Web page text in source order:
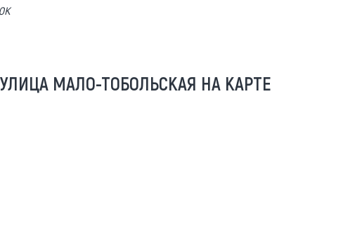
МАЛО-ТОБОЛЬСКАЯ НА КАРТЕ